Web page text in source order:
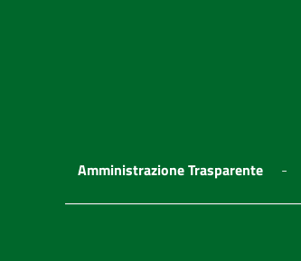
Amministrazione Trasparente